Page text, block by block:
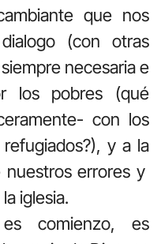
que nos
(con otras
necesaria e
los pobres (qué
con los
y a la
nuestros errores y
iglesia.
comienzo, es